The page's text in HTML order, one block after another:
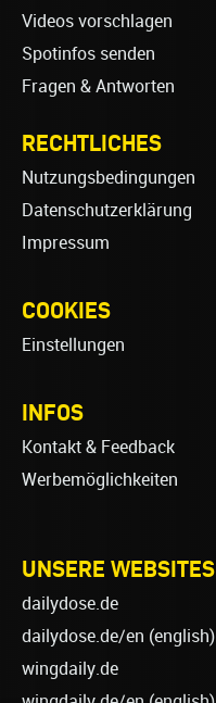
Videos vorschlagen
Spotinfos senden
Fragen & Antworten
RECHTLICHES
Nutzungsbedingungen
Datenschutzerklärung
Impressum
COOKIES
Einstellungen
INFOS
Kontakt & Feedback
Werbemöglichkeiten
UNSERE WEBSITES
dailydose.de
dailydose.de/en (english)
wingdaily.de